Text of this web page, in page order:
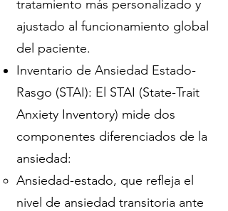
tratamiento más personalizado y
ajustado al funcionamiento global
del paciente.
Inventario de Ansiedad Estado-
Rasgo (STAI): El STAI (State-Trait
Anxiety Inventory) mide dos
componentes diferenciados de la
ansiedad:
Ansiedad-estado, que refleja el
nivel de ansiedad transitoria ante